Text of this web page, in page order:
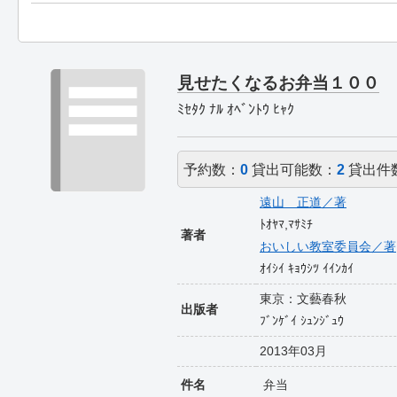
見せたくなるお弁当１００
ﾐｾﾀｸ ﾅﾙ ｵﾍﾞﾝﾄｳ ﾋｬｸ
予約数：0 貸出可能数：2 貸出件
著者
遠山 正道／著
ﾄｵﾔﾏ,ﾏｻﾐﾁ
おいしい教室委員会／著
ｵｲｼｲ ｷｮｳｼﾂ ｲｲﾝｶｲ
出版者
東京：文藝春秋
ﾌﾞﾝｹﾞｲ ｼｭﾝｼﾞｭｳ
2013年03月
件名 弁当